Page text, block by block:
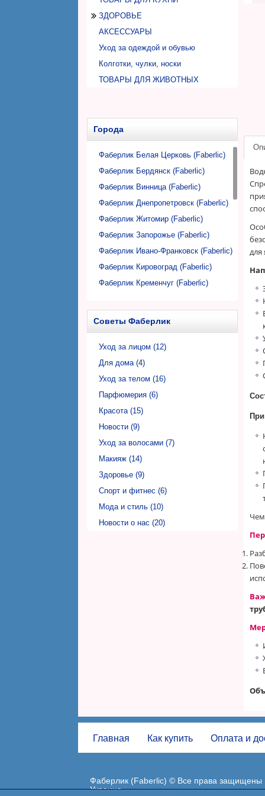
ЗДОРОВЬЕ
Домашняя аптечка
ОРТОПЕДИЧЕСКИЕ ТОВАРЫ
Спорт
Товары ДЭНАС
Напитки, фиточаи
АКСЕССУАРЫ
Уход за одеждой и обувью
Колготки, чулки, носки
ТОВАРЫ ДЛЯ ЖИВОТНЫХ
Города
Фаберлик Белая Церковь (Faberlic)
Фаберлик Бердянск (Faberlic)
Фаберлик Винница (Faberlic)
Фаберлик Днепропетровск (Faberlic)
Фаберлик Житомир (Faberlic)
Фаберлик Запорожье (Faberlic)
Фаберлик Ивано-Франковск (Faberlic)
Фаберлик Кировоград (Faberlic)
Фаберлик Кременчуг (Faberlic)
Фаберлик Николаев (Faberlic)
Фаберлик Никополь (Faberlic)
Фаберлик Одесса (Faberlic)
Фаберлик Полтава (Faberlic)
Фаберлик Ровно (Faberlic)
Фаберлик Сумы (Faberlic)
Фаберлик Тернополь (Faberlic)
Фаберлик Ужгород (Faberlic)
Фаберлик Харьков (Faberlic)
Фаберлик Херсон (Faberlic)
Фаберлик Хмельницкий (Faberlic)
Фаберлик Черкассы (Faberlic)
Советы Фаберлик
Уход за лицом (12)
Для дома (4)
Уход за телом (16)
Парфюмерия (6)
Красота (15)
Новости (9)
Уход за волосами (7)
Макияж (14)
Здоровье (9)
Спорт и фитнес (6)
Мода и стиль (10)
Новости о нас (20)
для
Главная Как купить Оплата и
Фаберлик (Faberlic) © Все права защищены
Украина